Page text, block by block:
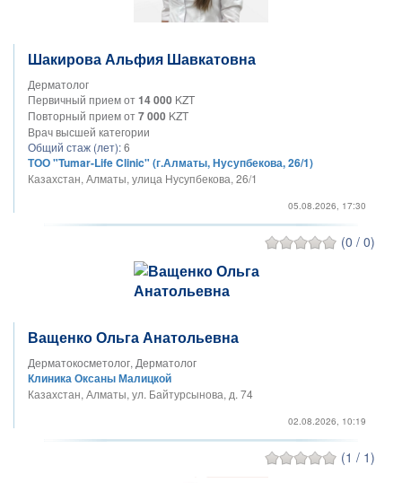
Шакирова Альфия Шавкатовна
Дерматолог
Первичный прием от14 000 KZT
Повторный прием от7 000 KZT
Врач высшей категории
Общий стаж (лет):6
ТОО "Tumar-Life Clinic" (г.Алматы, Нусупбекова, 26/1)
Казахстан, Алматы, улица Нусупбекова, 26/1
05.08.2026, 17:30
(0 / 0)
Ващенко Ольга Анатольевна
Дерматокосметолог, Дерматолог
Клиника Оксаны Малицкой
Казахстан, Алматы, ул. Байтурсынова, д. 74
02.08.2026, 10:19
(1 / 1)